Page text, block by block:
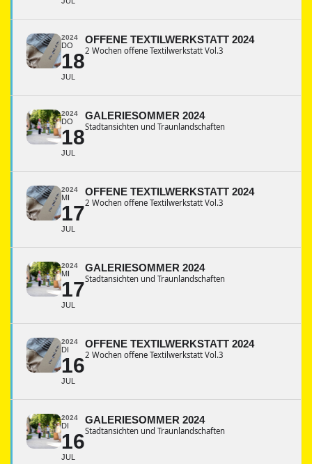
2024
DO
18
JUL
OFFENE TEXTILWERKSTATT 2024
2 Wochen offene Textilwerkstatt Vol.3
2024
DO
18
JUL
GALERIESOMMER 2024
Stadtansichten und Traunlandschaften
2024
MI
17
JUL
OFFENE TEXTILWERKSTATT 2024
2 Wochen offene Textilwerkstatt Vol.3
2024
MI
17
JUL
GALERIESOMMER 2024
Stadtansichten und Traunlandschaften
2024
DI
16
JUL
OFFENE TEXTILWERKSTATT 2024
2 Wochen offene Textilwerkstatt Vol.3
2024
DI
16
JUL
GALERIESOMMER 2024
Stadtansichten und Traunlandschaften